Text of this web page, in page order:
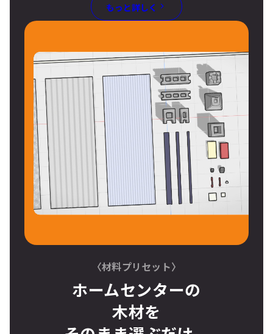
もっと詳しく
〈材料プリセット〉
ホームセンターの
木材を